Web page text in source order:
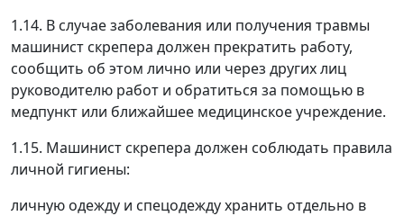
1.14. В случае заболевания или получения травмы
машинист скрепера должен прекратить работу,
сообщить об этом лично или через других лиц
руководителю работ и обратиться за помощью в
медпункт или ближайшее медицинское учреждение.
1.15. Машинист скрепера должен соблюдать правила
личной гигиены:
личную одежду и спецодежду хранить отдельно в